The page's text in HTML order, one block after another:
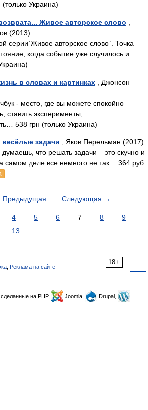
Украина)
Живое авторское слово
(2013)
серии`Живое авторское слово`. Точка
когда событие уже случилось и…
в словах и картинках , Джонсон
- место, где вы можете спокойно
ставить эксперименты,
538 грн (только Украина)
задачи , Яков Перельман (2017)
что решать задачи – это скучно и
самом деле все немного не так… 364 руб
Предыдущая Следующая →
4 5 6 7 8
9
13
18+
Реклама на сайте
, сделанные на PHP, Joomla,
Drupal,